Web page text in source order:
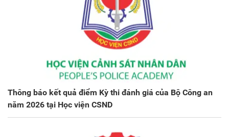
Thông báo kết quả điểm Kỳ thi đánh giá của Bộ Công an
năm 2026 tại Học viện CSND